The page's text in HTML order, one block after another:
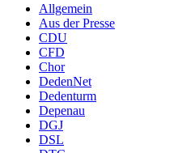
Allgemein
Aus der Presse
CDU
CFD
Chor
DedenNet
Dedenturm
Depenau
DGJ
DSL